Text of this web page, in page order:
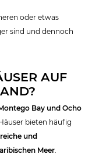
oder etwas
sind und dennoch
AUF
Bay und Ocho
bieten häufig
und
Meer.